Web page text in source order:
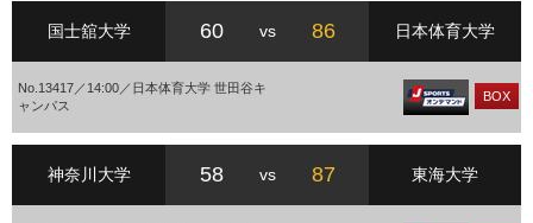
国士舘大学 60 vs 86 日本体育大学
No.13417／14:00／日本体育大学 世田谷キ
ャンパス
BOX
神奈川大学 58 vs 87 東海大学